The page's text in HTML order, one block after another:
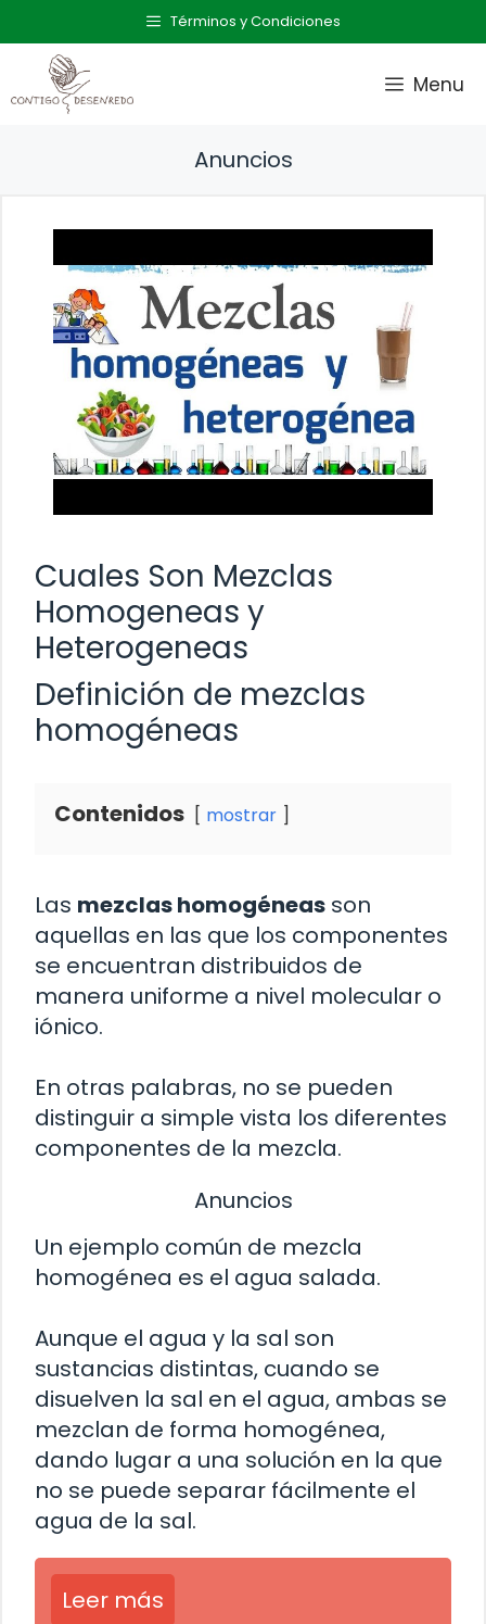
al
contenido
Términos y Condiciones
Menu
Anuncios
Cuales Son Mezclas
Homogeneas y
Heterogeneas
Definición de mezclas
homogéneas
Contenidos mostrar
Las mezclas homogéneas son
aquellas en las que los componentes
se encuentran distribuidos de
manera uniforme a nivel molecular o
iónico.
En otras palabras, no se pueden
distinguir a simple vista los diferentes
componentes de la mezcla.
Anuncios
Un ejemplo común de mezcla
homogénea es el agua salada.
Aunque el agua y la sal son
sustancias distintas, cuando se
disuelven la sal en el agua, ambas se
mezclan de forma homogénea,
dando lugar a una solución en la que
no se puede separar fácilmente el
agua de la sal.
Leer más